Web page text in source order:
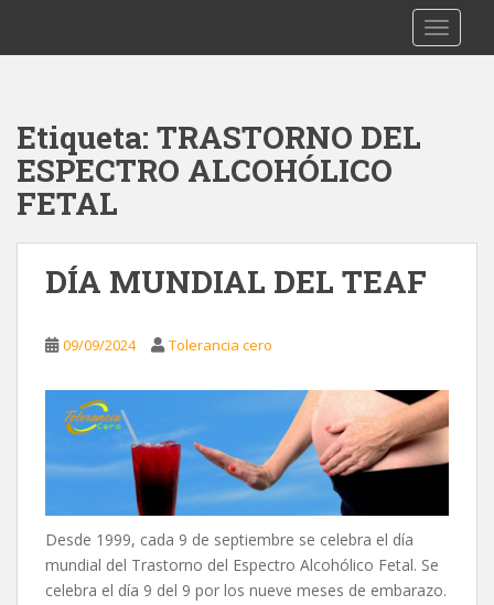
i
Etiqueta: TRASTORNO DEL
ESPECTRO ALCOHÓLICO
FETAL
DÍA MUNDIAL DEL TEAF
09/09/2024 Tolerancia cero
Desde 1999, cada 9 de septiembre se celebra el día
mundial del Trastorno del Espectro Alcohólico Fetal. Se
celebra el día 9 del 9 por los nueve meses de embarazo.